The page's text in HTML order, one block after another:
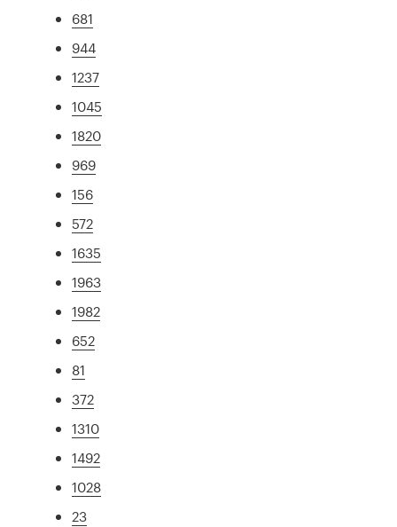
681
944
1237
1045
1820
969
156
572
1635
1963
1982
652
81
372
1310
1492
1028
23